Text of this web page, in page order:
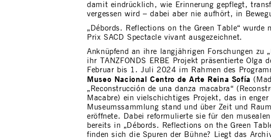
damit eindrücklich, wie Erinnerung gepflegt,
vergessen wird – dabei aber nie aufhört, in
„Débords. Reflections on the Green Table“ wurde
Prix SACD Spectacle vivant ausgezeichnet.
Anknüpfend an ihre langjährigen Forschungen zu
ihr TANZFONDS ERBE Projekt präsentierte Olga
Februar bis 1. Juli 2024 im Rahmen des
Museo Nacional Centro de Arte Reina Sofía
„Reconstrucción de una danza macabra“
Macabre) ein vielschichtiges Projekt, das in enger
Museumssammlung stand und über Zeit und
eröffnete. Dabei reformulierte sie für den
bereits in „Débords. Reflections on the Green
finden sich die Spuren der Bühne? Liegt das